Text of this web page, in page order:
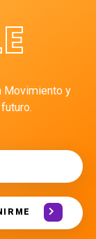
Movimiento y